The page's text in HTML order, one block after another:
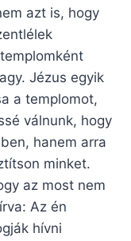
azt is, hogy
Jézus egyik
a templomot,
válnunk, hogy
hanem arra
minket.
az most nem
Az én
hívni